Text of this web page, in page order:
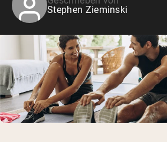
Stephen Zieminski